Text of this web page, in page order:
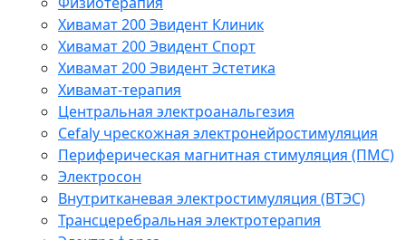
Хивамат 200 Эвидент Клиник
Хивамат 200 Эвидент Спорт
Хивамат 200 Эвидент Эстетика
Хивамат-терапия
Центральная электроанальгезия
Cefaly чреcкожная электронейростимуляция
Периферическая магнитная стимуляция (ПМС)
Электросон
Внутритканевая электростимуляция (ВТЭС)
Трансцеребральная электротерапия